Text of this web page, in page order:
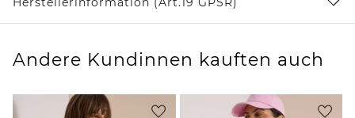
Andere Kundinnen kauften auch